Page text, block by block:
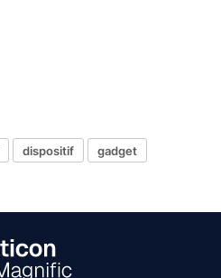
dispositif
gadget